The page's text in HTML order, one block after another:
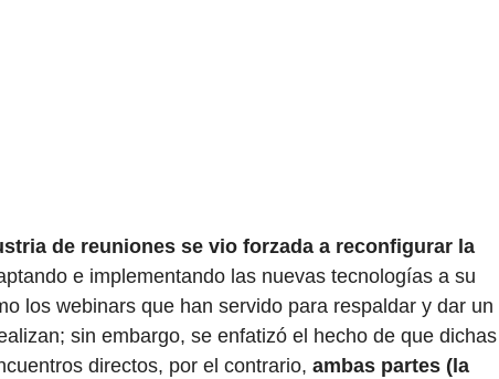
de reuniones se vio forzada a reconfigurar la
e implementando las nuevas tecnologías a su
los webinars que han servido para respaldar y dar un
sin embargo, se enfatizó el hecho de que dichas
directos, por el contrario, ambas partes (la